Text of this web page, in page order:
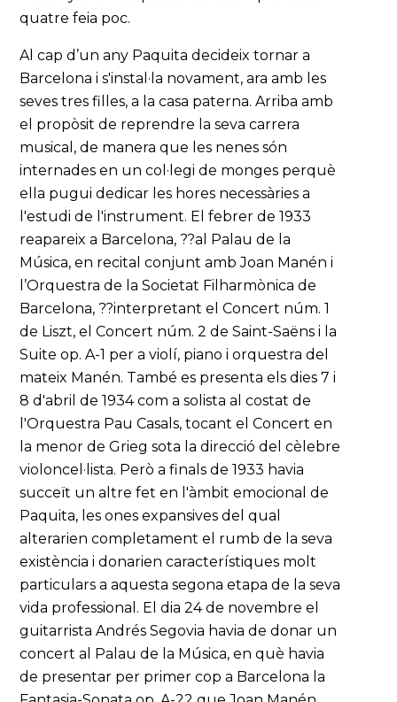
quatre feia poc.
Al cap d’un any Paquita decideix tornar a
Barcelona i s'instal·la novament, ara amb les
seves tres filles, a la casa paterna. Arriba amb
el propòsit de reprendre la seva carrera
musical, de manera que les nenes són
internades en un col·legi de monges perquè
ella pugui dedicar les hores necessàries a
l'estudi de l'instrument. El febrer de 1933
reapareix a Barcelona, ??al Palau de la
Música, en recital conjunt amb Joan Manén i
l’Orquestra de la Societat Filharmònica de
Barcelona, ??interpretant el Concert núm. 1
de Liszt, el Concert núm. 2 de Saint-Saëns i la
Suite op. A-1 per a violí, piano i orquestra del
mateix Manén. També es presenta els dies 7 i
8 d'abril de 1934 com a solista al costat de
l'Orquestra Pau Casals, tocant el Concert en
la menor de Grieg sota la direcció del cèlebre
violoncel·lista. Però a finals de 1933 havia
succeït un altre fet en l'àmbit emocional de
Paquita, les ones expansives del qual
alterarien completament el rumb de la seva
existència i donarien característiques molt
particulars a aquesta segona etapa de la seva
vida professional. El dia 24 de novembre el
guitarrista Andrés Segovia havia de donar un
concert al Palau de la Música, en què havia
de presentar per primer cop a Barcelona la